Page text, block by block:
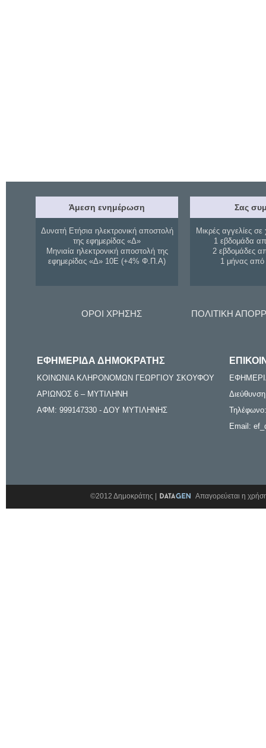
Άμεση ενημέρωση
Δυνατή Ετήσια ηλεκτρονική αποστολή
της εφημερίδας «Δ»
Μηνιαία ηλεκτρονική αποστολή της
εφημερίδας «Δ» 10Ε (+4% Φ.Π.Α)
Σας
Μικρές αγγελίες σε
1 εβδομάδα
2 εβδομάδες
1 μήνας
ΟΡΟΙ ΧΡΗΣΗΣ ΠΟΛΙΤΙΚΗ
ΕΦΗΜΕΡΙΔΑ ΔΗΜΟΚΡΑΤΗΣ
ΚΟΙΝΩΝΙΑ ΚΛΗΡΟΝΟΜΩΝ ΓΕΩΡΓΙΟΥ ΣΚΟΥΦΟΥ
ΑΡΙΩΝΟΣ 6 – ΜΥΤΙΛΗΝΗ
ΑΦΜ: 999147330 - ΔΟΥ ΜΥΤΙΛΗΝΗΣ
Email:
©2012 Δημοκράτης | Απαγορεύεται η